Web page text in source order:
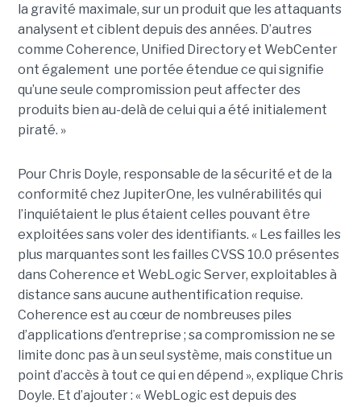
la gravité maximale, sur un produit que les attaquants
analysent et ciblent depuis des années. D’autres
comme Coherence, Unified Directory et WebCenter
ont également une portée étendue ce qui signifie
qu’une seule compromission peut affecter des
produits bien au-delà de celui qui a été initialement
piraté. »
Pour Chris Doyle, responsable de la sécurité et de la
conformité chez JupiterOne, les vulnérabilités qui
l’inquiétaient le plus étaient celles pouvant être
exploitées sans voler des identifiants. « Les failles les
plus marquantes sont les failles CVSS 10.0 présentes
dans Coherence et WebLogic Server, exploitables à
distance sans aucune authentification requise.
Coherence est au cœur de nombreuses piles
d’applications d’entreprise ; sa compromission ne se
limite donc pas à un seul système, mais constitue un
point d’accès à tout ce qui en dépend », explique Chris
Doyle. Et d’ajouter : « WebLogic est depuis des